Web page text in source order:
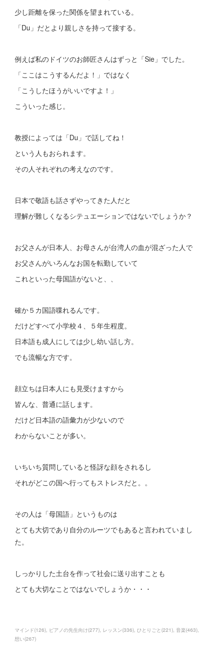
少し距離を保った関係を望まれている。
「Du」だとより親しさを持って接する。
例えば私のドイツのお師匠さんはずっと「Sie」でした。
「ここはこうするんだよ！」ではなく
「こうしたほうがいいですよ！」
こういった感じ。
教授によっては「Du」で話してね！
という人もおられます。
その人それぞれの考えなのです。
日本で敬語も話さずやってきた人だと
理解が難しくなるシテュエーションではないでしょうか？
お父さんが日本人、お母さんが台湾人の血が混ざった人で
お父さんがいろんなお国を転勤していて
これといった母国語がないと、、
確か５カ国語喋れるんです。
だけどすべて小学校４、５年生程度。
日本語も成人にしては少し幼い話し方。
でも流暢な方です。
顔立ちは日本人にも見受けますから
皆んな、普通に話します。
だけど日本語の語彙力が少ないので
わからないことが多い。
いちいち質問していると怪訝な顔をされるし
それがどこの国へ行ってもストレスだと。。
その人は「母国語」というものは
とても大切であり自分のルーツでもあると言われていまし
た。
しっかりした土台を作って社会に送り出すことも
とても大切なことではないでしょうか・・・
マインド(126) ピアノの先生向け(277) レッスン(336) ひとりごと (221) 音楽(463)
想い(267)